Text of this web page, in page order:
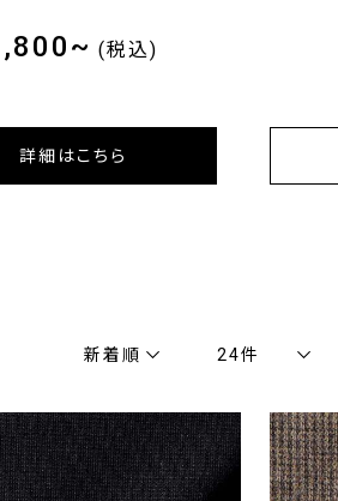
(税込)
詳細はこちら
新着順 24件